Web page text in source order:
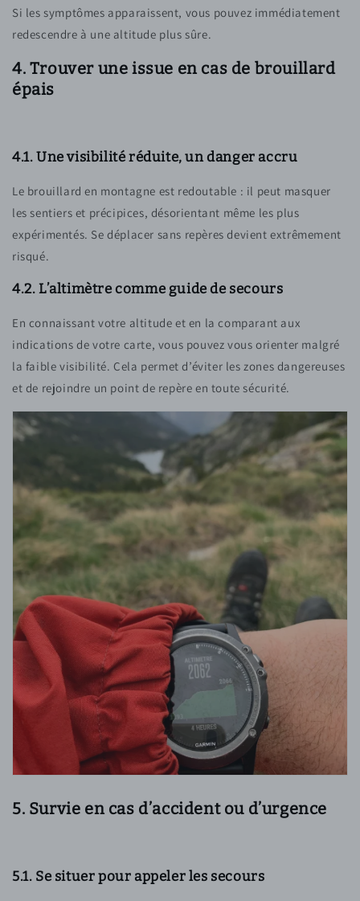
Si les symptômes apparaissent, vous pouvez immédiatement
redescendre à une altitude plus sûre.
4. Trouver une issue en cas de brouillard
épais
4.1. Une visibilité réduite, un danger accru
Le brouillard en montagne est redoutable : il peut masquer
les sentiers et précipices, désorientant même les plus
expérimentés. Se déplacer sans repères devient extrêmement
risqué.
4.2. L’altimètre comme guide de secours
En connaissant votre altitude et en la comparant aux
indications de votre carte, vous pouvez vous orienter malgré
la faible visibilité. Cela permet d’éviter les zones dangereuses
et de rejoindre un point de repère en toute sécurité.
5. Survie en cas d’accident ou d’urgence
5.1. Se situer pour appeler les secours